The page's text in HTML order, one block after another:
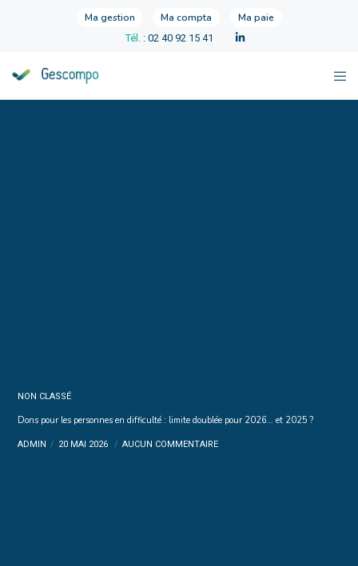
Ma gestion Ma compta Ma paie
Tél. : 02 40 92 15 41
NON CLASSÉ
Dons pour les personnes en difficulté : limite doublée pour 2026… et 2025 ?
ADMIN 20 MAI 2026 AUCUN COMMENTAIRE